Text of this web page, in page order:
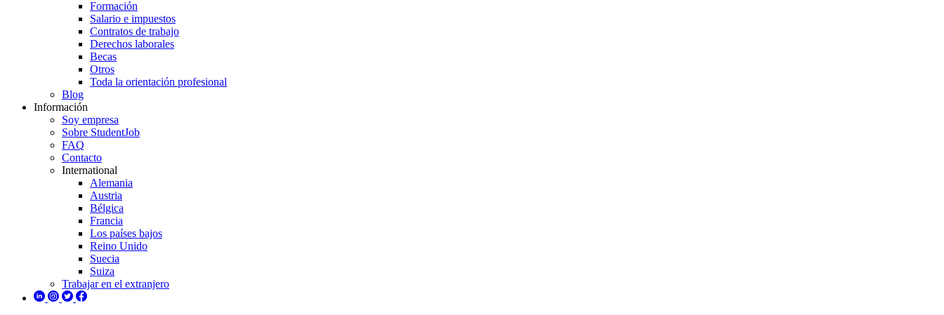
Formación
Salario e impuestos
Contratos de trabajo
Derechos laborales
Becas
Otros
Toda la orientación profesional
Blog
Información
Soy empresa
Sobre StudentJob
FAQ
Contacto
International
Alemania
Austria
Bélgica
Francia
Los países bajos
Reino Unido
Suecia
Suiza
Trabajar en el extranjero